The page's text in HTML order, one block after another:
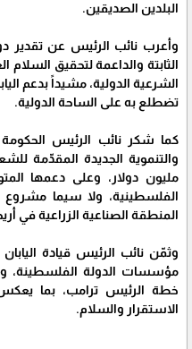
البلدين الصديقين.
وأعرب نائب الرئيس عن تقدير
الثابتة والداعمة لتحقيق السلام
الشرعية الدولية، مشيداً بدعم
تضطلع به على الساحة الدولية.
كما شكر نائب الرئيس الحكومة
مليون دولار، وعلى دعمها
الفلسطينية، ولا سيما مشروع
المنطقة الصناعية الزراعية في
وثمّن نائب الرئيس قيادة
مؤسسات الدولة الفلسطينة،
خطة الرئيس ترامب، بما يعكس
الاستقرار والسلام.